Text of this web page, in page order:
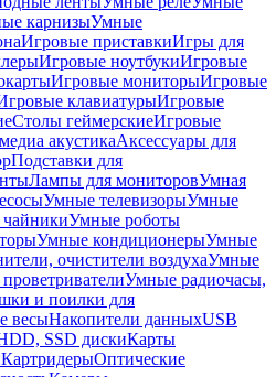
карнизыУмные
Игровые приставкиИгры для
Игровые ноутбукиИгровые
Игровые мониторыИгровые
клавиатурыИгровые
Столы геймерскиеИгровые
акустикаАксессуары для
Подставки для
Лампы для мониторовУмная
Умные телевизорыУмные
Умные роботы
Умные кондиционерыУмные
очистители воздухаУмные
Умные радиочасы,
и поилки для
весыНакопители данныхUSB
SSD дискиКарты
КартридерыОптические